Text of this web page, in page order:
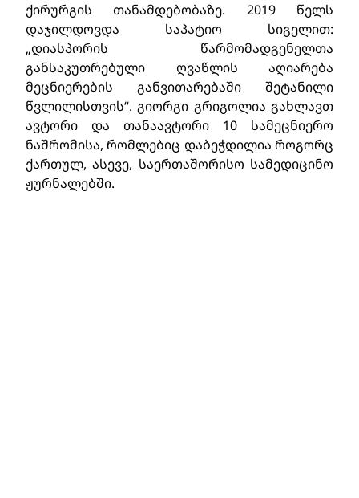
ქირურგის თანამდებობაზე. 2019 წელს
დაჯილდოვდა საპატიო სიგელით:
„დიასპორის წარმომადგენელთა
განსაკუთრებული ღვაწლის აღიარება
მეცნიერების განვითარებაში შეტანილი
წვლილისთვის“. გიორგი გრიგოლია გახლავთ
ავტორი და თანაავტორი 10 სამეცნიერო
ნაშრომისა, რომლებიც დაბეჭდილია როგორც
ქართულ, ასევე, საერთაშორისო სამედიცინო
ჟურნალებში.